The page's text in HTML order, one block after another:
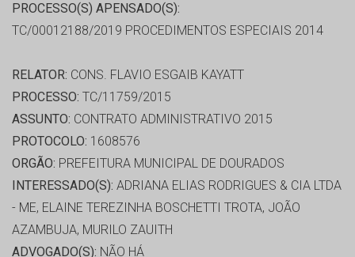
PROCESSO(S) APENSADO(S):
TC/00012188/2019 PROCEDIMENTOS ESPECIAIS 2014
RELATOR: CONS. FLAVIO ESGAIB KAYATT
PROCESSO: TC/11759/2015
ASSUNTO: CONTRATO ADMINISTRATIVO 2015
PROTOCOLO: 1608576
ORGÃO: PREFEITURA MUNICIPAL DE DOURADOS
INTERESSADO(S): ADRIANA ELIAS RODRIGUES & CIA LTDA
- ME, ELAINE TEREZINHA BOSCHETTI TROTA, JOÃO
AZAMBUJA, MURILO ZAUITH
ADVOGADO(S): NÃO HÁ